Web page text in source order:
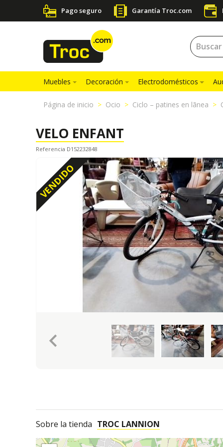
Pago seguro Garantía Troc.com
Muebles Decoración Electrodomésticos
Página de inicio Ocio Ciclo – patines en lãnea
VELO ENFANT
Referencia D152232848
VENDIDO
keyboard_arrow_left
Sobre la tienda TROC LANNION